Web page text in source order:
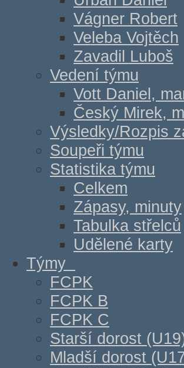
Vágner Robert
Veleba Vojtěch
Zavadil Luboš
Vedení týmu
Vott Daniel,
Český Mirek,
Výsledky/Rozpis
Soupeři týmu
Statistika týmu
Celkem
Zápasy, minuty
Tabulka střelců
Udělené karty
Týmy
FCPK
FCPK B
FCPK C
Starší dorost
Mladší dorost